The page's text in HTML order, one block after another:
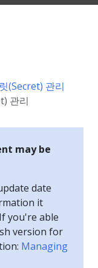
(Secret) 관리
관리
may be
date
it
you're able
version for
Managing